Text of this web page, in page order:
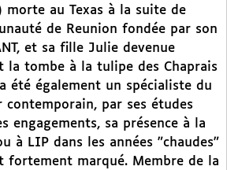
morte au Texas à la suite de
de Reunion fondée par son
et sa fille Julie devenue
la tombe à la tulipe des Chaprais
été également un spécialiste du
par ses études
engagements, sa présence à la
à LIP dans les années "chaudes"
fortement marqué. Membre de la